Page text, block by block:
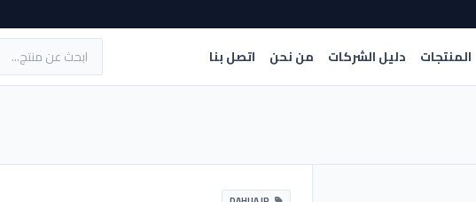
المنتجات دليل الشركات من نحن اتصل بنا